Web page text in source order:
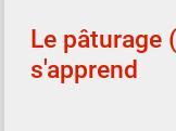
Le pâturage
s'apprend